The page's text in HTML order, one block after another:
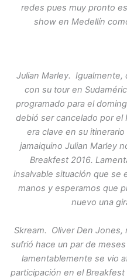
redes pues muy pronto
show en Medellín
Julian Marley. Igualmente,
con su tour en
programado para el
debió ser cancelado por el
era clave en su
jamaiquino Julian Marley
Breakfest 2016.
insalvable situación que se
manos y esperamos que
nuevo una
Skream. Oliver Den Jones,
sufrió hace un par de
lamentablemente se vio
participación en el